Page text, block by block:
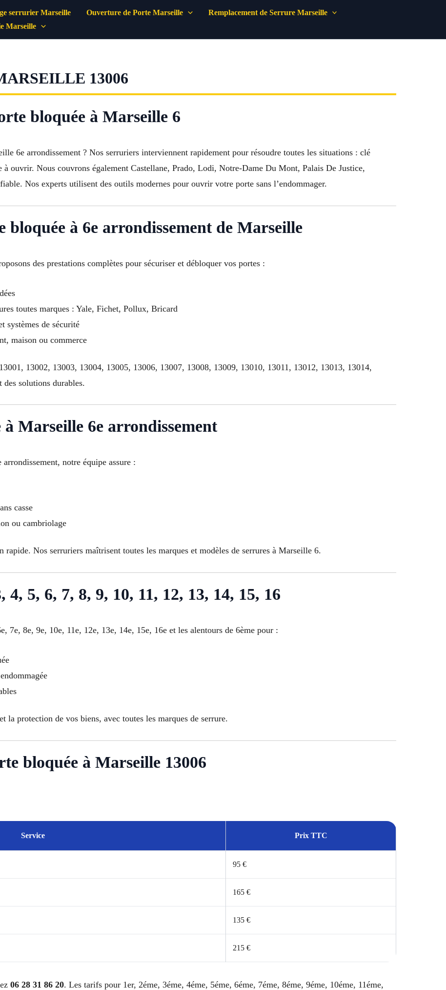
serrurier Marseille Ouverture de Porte Marseille
Remplacement de Serrure Marseille
Marseille
13006
bloquée à Marseille 6
6e arrondissement ? Nos serruriers interviennent rapidement pour résoudre toutes les situations : clé
ouvrir. Nous couvrons également Castellane, Prado, Lodi, Notre-Dame Du Mont, Palais De Justice,
Nos experts utilisent des outils modernes pour ouvrir votre porte sans l’endommager.
bloquée à 6e arrondissement de Marseille
des prestations complètes pour sécuriser et débloquer vos portes :
toutes marques : Yale, Fichet, Pollux, Bricard
systèmes de sécurité
maison ou commerce
13002, 13003, 13004, 13005, 13006, 13007, 13008, 13009, 13010, 13011, 13012, 13013, 13014,
des solutions durables.
à Marseille 6e arrondissement
notre équipe assure :
casse
ou cambriolage
rapide. Nos serruriers maîtrisent toutes les marques et modèles de serrures à Marseille 6.
5, 6, 7, 8, 9, 10, 11, 12, 13, 14, 15, 16
7e, 8e, 9e, 10e, 11e, 12e, 13e, 14e, 15e, 16e et les alentours de 6ème pour :
la protection de vos biens, avec toutes les marques de serrure.
bloquée à Marseille 13006
Service Prix TTC
95 €
165 €
135 €
215 €
06 28 31 86 20. Les tarifs pour 1er, 2éme, 3éme, 4éme, 5éme, 6éme, 7éme, 8éme, 9éme, 10éme, 11éme,